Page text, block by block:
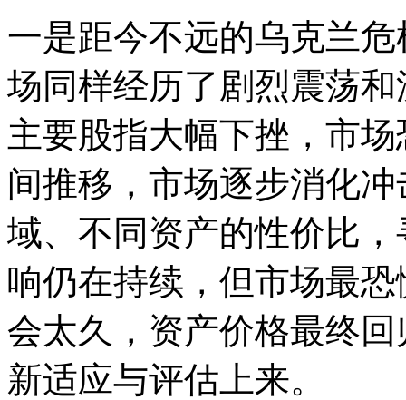
一是距今不远的乌克兰
场同样经历了剧烈震荡
主要股指大幅下挫，市
间推移，市场逐步消化
域、不同资产的性价比
响仍在持续，但市场最
会太久，资产价格最终
新适应与评估上来。